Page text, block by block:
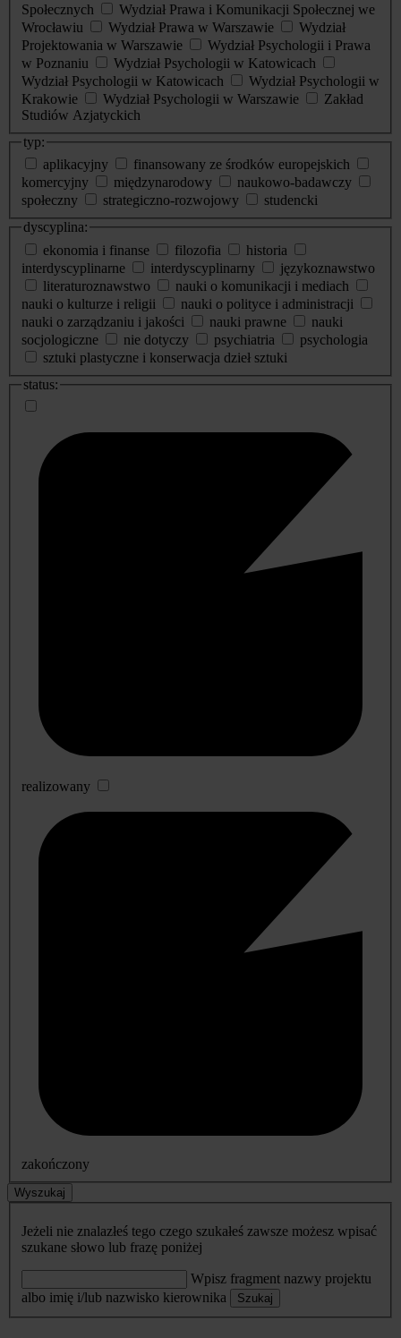
Społecznych
Wydział Prawa i Komunikacji Społecznej we
Wrocławiu
Wydział Prawa w Warszawie
Wydział
Projektowania w Warszawie
Wydział Psychologii i Prawa
w Poznaniu
Wydział Psychologii w Katowicach
Wydział Psychologii w Katowicach
Wydział Psychologii w
Krakowie
Wydział Psychologii w Warszawie
Zakład
Studiów Azjatyckich
typ:
aplikacyjny
finansowany ze środków europejskich
komercyjny
międzynarodowy
naukowo-badawczy
społeczny
strategiczno-rozwojowy
studencki
dyscyplina:
ekonomia i finanse
filozofia
historia
interdyscyplinarne
interdyscyplinarny
językoznawstwo
literaturoznawstwo
nauki o komunikacji i mediach
nauki o kulturze i religii
nauki o polityce i administracji
nauki o zarządzaniu i jakości
nauki prawne
nauki
socjologiczne
nie dotyczy psychiatria
psychologia
sztuki plastyczne i konserwacja dzieł sztuki
status:
realizowany
zakończony
Wyszukaj
Jeżeli nie znalazłeś tego czego szukałeś zawsze możesz wpisać
szukane słowo lub frazę poniżej
Wpisz fragment nazwy projektu
albo imię i/lub nazwisko kierownika
Szukaj